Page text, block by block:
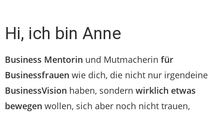
Hi, ich bin Anne
Business Mentorin und Mutmacherin für
Businessfrauen wie dich, die nicht nur irgendeine
BusinessVision haben, sondern wirklich etwas
bewegen wollen, sich aber noch nicht trauen,